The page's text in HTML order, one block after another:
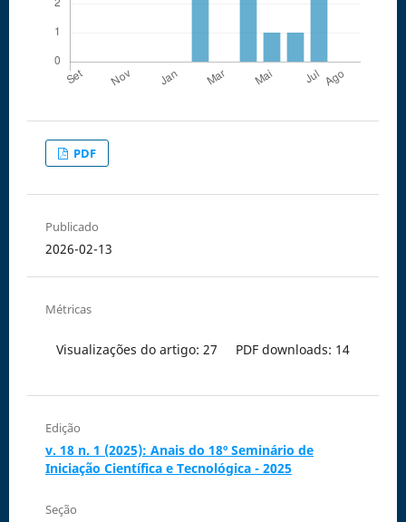
PDF
Publicado
2026-02-13
Métricas
Visualizações do artigo: 27 PDF downloads: 14
Edição
v. 18 n. 1 (2025): Anais do 18º Seminário de
Iniciação Científica e Tecnológica - 2025
Seção